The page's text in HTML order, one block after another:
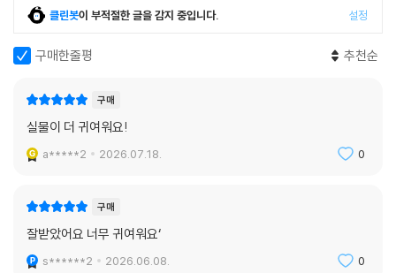
클린봇이 부적절한 글을 감지 중입니다. 설정
구매한줄평 추천순
구매
실물이 더 귀여워요!
a*****2 2026.07.18. 0
구매
잘받았어요 너무 귀여워요‘
s******2 2026.06.08. 0